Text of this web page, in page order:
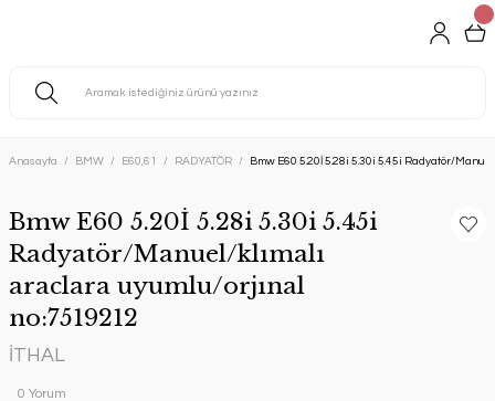
Anasayfa BMW E60,61 RADYATÖR Bmw E60 5.20İ 5.28i 5.30i 5.45i Radyatör/
Bmw E60 5.20İ 5.28i 5.30i 5.45i
Radyatör/Manuel/klımalı
araclara uyumlu/orjınal
no:7519212
İTHAL
0 Yorum